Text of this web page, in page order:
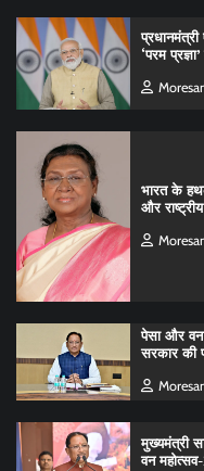
‘परम
भारत के
और
पेसा और वन
सरकार की
मुख्यमंत्री
वन